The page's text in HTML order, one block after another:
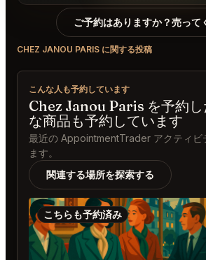
ご予約はありますか？売って
CHEZ JANOU PARIS に関する投稿
こんな人も予約しています
Chez Janou Paris を予約
な商品も予約しています
最近の AppointmentTrader アクティビ
ます。
関連する場所を探索する
こちらも予約済み